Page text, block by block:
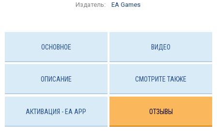
Издатель: EA Games
ОСНОВНОЕ ВИДЕО
ОПИСАНИЕ СМОТРИТЕ ТАКЖЕ
АКТИВАЦИЯ - EA APP ОТЗЫВЫ